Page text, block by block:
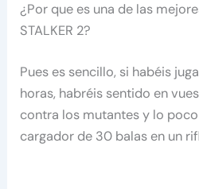
¿Por que es una de las
STALKER 2?
Pues es sencillo, si habéis
horas, habréis sentido en
contra los mutantes y lo
cargador de 30 balas en un